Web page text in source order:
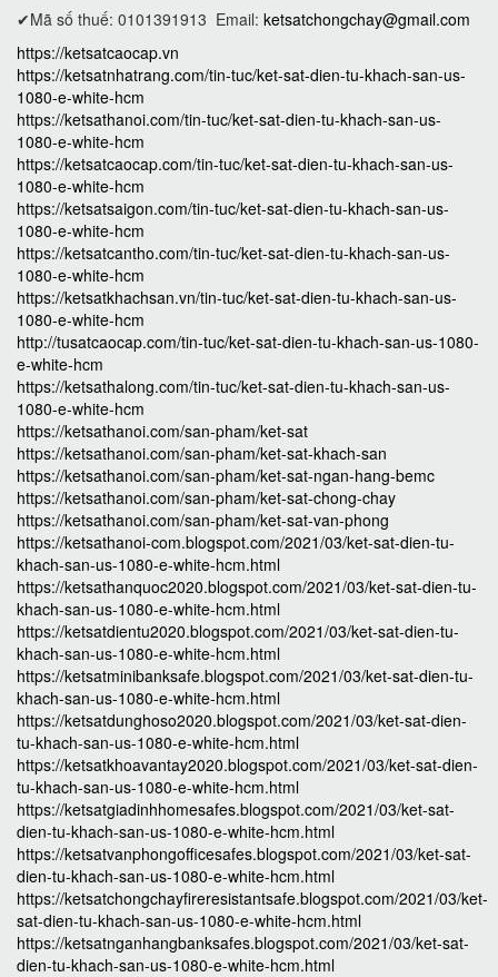
✔Mã số thuế: 0101391913 Email: ketsatchongchay@gmail.com
https://ketsatcaocap.vn
https://ketsatnhatrang.com/tin-tuc/ket-sat-dien-tu-khach-san-us-
1080-e-white-hcm
https://ketsathanoi.com/tin-tuc/ket-sat-dien-tu-khach-san-us-
1080-e-white-hcm
https://ketsatcaocap.com/tin-tuc/ket-sat-dien-tu-khach-san-us-
1080-e-white-hcm
https://ketsatsaigon.com/tin-tuc/ket-sat-dien-tu-khach-san-us-
1080-e-white-hcm
https://ketsatcantho.com/tin-tuc/ket-sat-dien-tu-khach-san-us-
1080-e-white-hcm
https://ketsatkhachsan.vn/tin-tuc/ket-sat-dien-tu-khach-san-us-
1080-e-white-hcm
http://tusatcaocap.com/tin-tuc/ket-sat-dien-tu-khach-san-us-1080-
e-white-hcm
https://ketsathalong.com/tin-tuc/ket-sat-dien-tu-khach-san-us-
1080-e-white-hcm
https://ketsathanoi.com/san-pham/ket-sat
https://ketsathanoi.com/san-pham/ket-sat-khach-san
https://ketsathanoi.com/san-pham/ket-sat-ngan-hang-bemc
https://ketsathanoi.com/san-pham/ket-sat-chong-chay
https://ketsathanoi.com/san-pham/ket-sat-van-phong
https://ketsathanoi-com.blogspot.com/2021/03/ket-sat-dien-tu-
khach-san-us-1080-e-white-hcm.html
https://ketsathanquoc2020.blogspot.com/2021/03/ket-sat-dien-tu-
khach-san-us-1080-e-white-hcm.html
https://ketsatdientu2020.blogspot.com/2021/03/ket-sat-dien-tu-
khach-san-us-1080-e-white-hcm.html
https://ketsatminibanksafe.blogspot.com/2021/03/ket-sat-dien-tu-
khach-san-us-1080-e-white-hcm.html
https://ketsatdunghoso2020.blogspot.com/2021/03/ket-sat-dien-
tu-khach-san-us-1080-e-white-hcm.html
https://ketsatkhoavantay2020.blogspot.com/2021/03/ket-sat-dien-
tu-khach-san-us-1080-e-white-hcm.html
https://ketsatgiadinhhomesafes.blogspot.com/2021/03/ket-sat-
dien-tu-khach-san-us-1080-e-white-hcm.html
https://ketsatvanphongofficesafes.blogspot.com/2021/03/ket-sat-
dien-tu-khach-san-us-1080-e-white-hcm.html
https://ketsatchongchayfireresistantsafe.blogspot.com/2021/03/ket-
sat-dien-tu-khach-san-us-1080-e-white-hcm.html
https://ketsatnganhangbanksafes.blogspot.com/2021/03/ket-sat-
dien-tu-khach-san-us-1080-e-white-hcm.html